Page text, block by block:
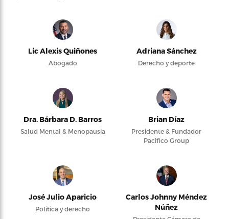
Lic Alexis Quiñones
Abogado
Adriana Sánchez
Derecho y deporte
Dra. Bárbara D. Barros
Salud Mental & Menopausia
Brian Díaz
Presidente & Fundador
Pacifico Group
José Julio Aparicio
Política y derecho
Carlos Johnny Méndez
Núñez